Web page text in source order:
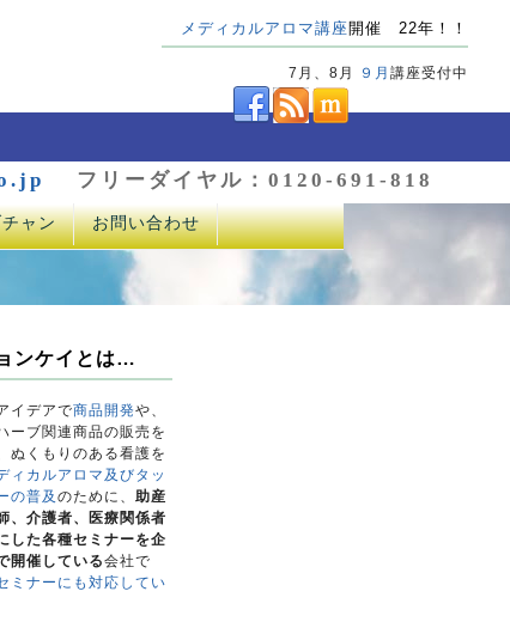
メディカルアロマ講座開催 22年！！
7月、8月 ９月 講座受付中
フリーダイヤル：0120-691-818
ャン お問い合わせ
ンケイとは…
イデアで商品開発や、
ーブ関連商品の販売を
ぬくもりのある看護を
ィカルアロマ及びタッ
の普及 のために、 助産
、介護者、医療関係者
した各種セミナーを企
開催している会社で
ミナーにも対応してい